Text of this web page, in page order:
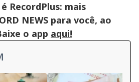
RecordPlus: mais
NEWS para você, ao
o app aqui!